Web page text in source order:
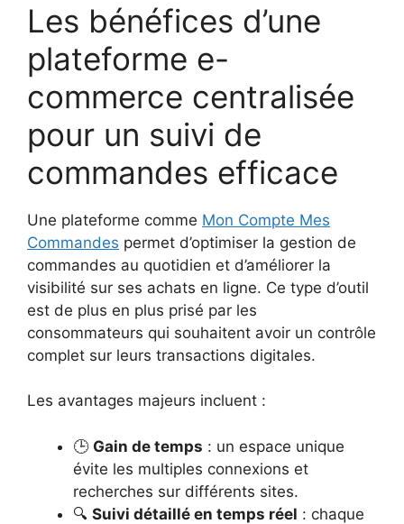
Les bénéfices d’une
plateforme e-
commerce centralisée
pour un suivi de
commandes efficace
Une plateforme comme Mon Compte Mes
Commandes permet d’optimiser la gestion de
commandes au quotidien et d’améliorer la
visibilité sur ses achats en ligne. Ce type d’outil
est de plus en plus prisé par les
consommateurs qui souhaitent avoir un contrôle
complet sur leurs transactions digitales.
Les avantages majeurs incluent :
🕒 Gain de temps : un espace unique
évite les multiples connexions et
recherches sur différents sites.
🔍 Suivi détaillé en temps réel : chaque